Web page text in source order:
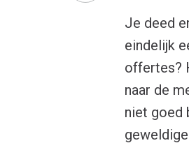
Je deed
eindelijk
offertes?
naar de
niet goed